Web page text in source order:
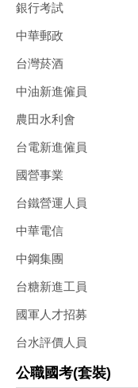
銀行考試
中華郵政
台灣菸酒
中油新進僱員
農田水利會
台電新進僱員
國營事業
台鐵營運人員
中華電信
中鋼集團
台糖新進工員
國軍人才招募
台水評價人員
公職國考(套裝)